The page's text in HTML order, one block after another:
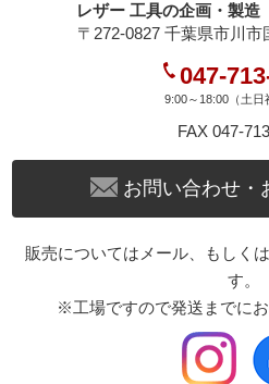
レザー 工具の企画・製
〒272-0827 千葉県市川
047-
9:00～18:00（土日
FAX 047-
お問い合わせ・
販売についてはメール、もしく
す。
※工場ですので発送までにお